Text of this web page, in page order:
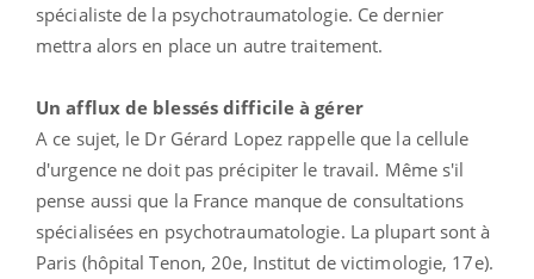
spécialiste de la psychotraumatologie. Ce dernier
mettra alors en place un autre traitement.
Un afflux de blessés difficile à gérer
A ce sujet, le Dr Gérard Lopez rappelle que la cellule
d'urgence ne doit pas précipiter le travail. Même s'il
pense aussi que la France manque de consultations
spécialisées en psychotraumatologie. La plupart sont à
Paris (hôpital Tenon, 20e, Institut de victimologie, 17e).